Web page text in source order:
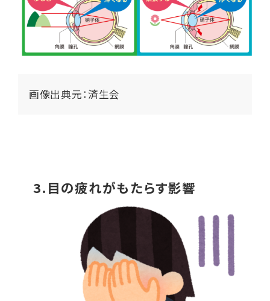
画像出典元： 済生会
3.目の疲れがもたらす影響